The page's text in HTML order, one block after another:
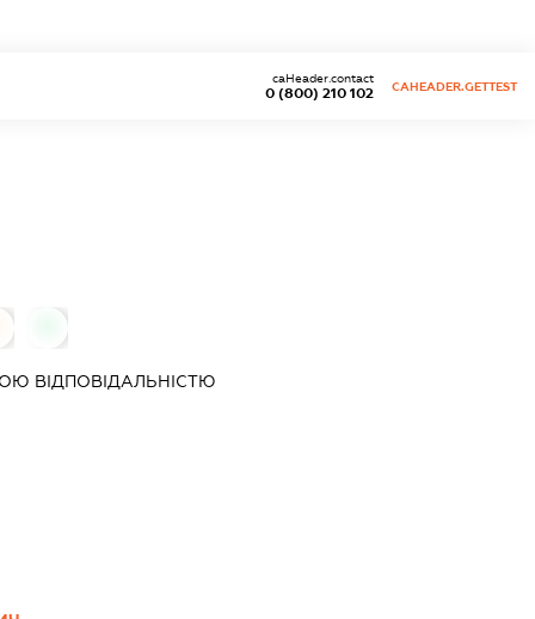
0 (800) 210 102
caHeader.contact
CAHEADER.GETTEST
ВІДПОВІДАЛЬНІСТЮ